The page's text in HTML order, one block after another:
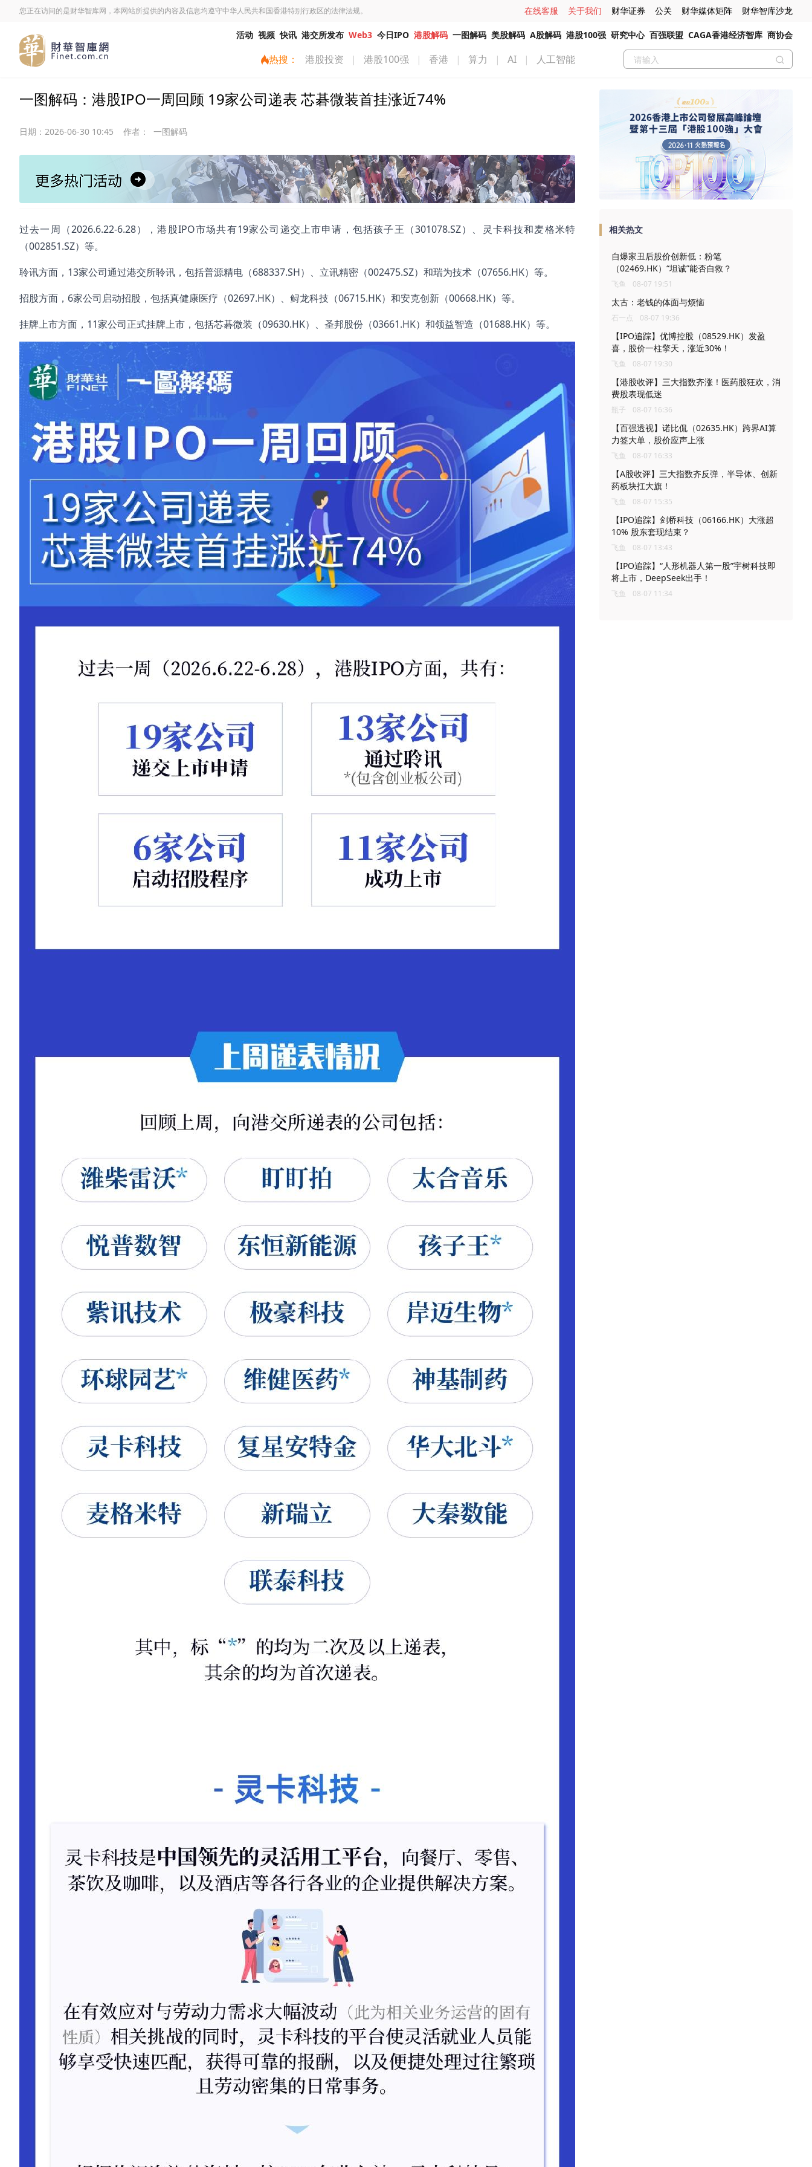
您正在访问的是财华智库网，本网站所提供的内容及信息均遵守中华人民共和国香港特别行政区的法律法规。 在线客服 关于我们 财华证券 公关 财华媒体矩阵 财华智库沙龙
活动 视频 快讯 港交所发布 Web3 今日IPO 港股解码 一图解码 美股解码 A股解码 港股100强 研究中心 百强联盟 CAGA香港经济智库 商协会
热搜： 港股投资 | 港股100强 | 香港 | 算力 | AI | 人工智能
一图解码：港股IPO一周回顾 19家公司递表 芯碁微装首挂涨近74%
日期： 2026-06-30 10:45 作者： 一图解码
过去一周（2026.6.22-6.28），港股IPO市场共有19家公司递交上市申请，包括孩子王（301078.SZ）、灵卡科技和麦格米特
（002851.SZ）等。
聆讯方面，13家公司通过港交所聆讯，包括普源精电（688337.SH）、立讯精密（002475.SZ）和瑞为技术（07656.HK）等。
招股方面，6家公司启动招股，包括真健康医疗（02697.HK）、鲟龙科技（06715.HK）和安克创新（00668.HK）等。
挂牌上市方面，11家公司正式挂牌上市，包括芯碁微装（09630.HK）、圣邦股份（03661.HK）和领益智造（01688.HK）等。
相关热文
自爆家丑后股价创新低：粉笔
（02469.HK）“坦诚”能否自救？
飞鱼 08-07 19:51
太古：老钱的体面与烦恼
石一点 08-07 19:36
【IPO追踪】优博控股（08529.HK）发盈
喜，股价一柱擎天，涨近30%！
飞鱼 08-07 19:30
【港股收评】三大指数齐涨！医药股狂欢，消
费股表现低迷
瓶子 08-07 16:36
【百强透视】诺比侃（02635.HK）跨界AI算
力签大单，股价应声上涨
飞鱼 08-07 16:33
【A股收评】三大指数齐反弹，半导体、创新
药板块扛大旗！
飞鱼 08-07 15:35
【IPO追踪】剑桥科技（06166.HK）大涨超
10% 股东套现结束？
飞鱼 08-07 13:43
【IPO追踪】“人形机器人第一股”宇树科技即
将上市，DeepSeek出手！
飞鱼 08-07 11:34